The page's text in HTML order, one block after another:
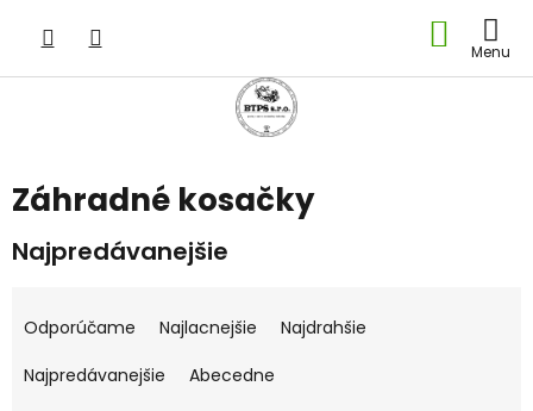
obsah
KOŠÍK
Záhradné kosačky
Najpredávanejšie
a
e
Odporúčame Najlacnejšie
Najdrahšie
Najpredávanejšie
Abecedne